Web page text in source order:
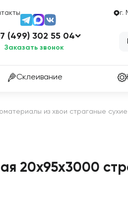
г.
(499) 302 55 04
Заказать звонок
Склеивание
из хвои страганые сухие
20х95х3000